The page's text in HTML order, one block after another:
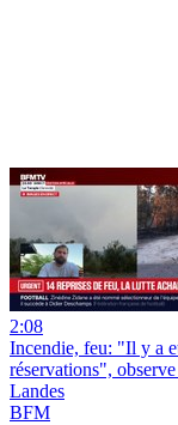
2:08
Incendie, feu: "Il y a
réservations",
Landes
BFM